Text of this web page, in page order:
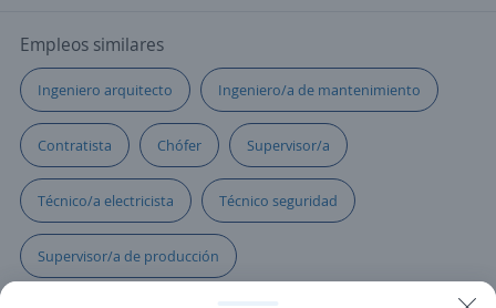
Empleos similares
Ingeniero arquitecto Ingeniero/a de mantenimiento
Contratista Chófer Supervisor/a
Técnico/a electricista Técnico seguridad
Supervisor/a de producción